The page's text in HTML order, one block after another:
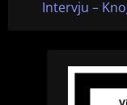
N
Intervju –